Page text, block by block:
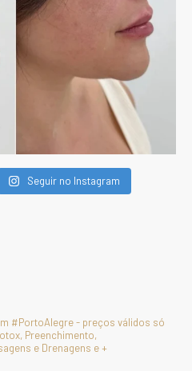
Seguir no Instagram
#PortoAlegre - preços válidos só
Preenchimento,
e Drenagens e +